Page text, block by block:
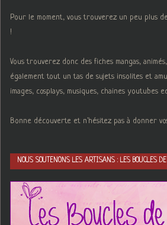
Pour le moment, vous trouverez un peu plus
!
Vous trouverez donc des fiches mangas,
également tout un tas de sujets insolites et
images, cosplays, musiques, chaines youtubes
Bonne découverte et n'hésitez pas à donner
NOUS SOUTENONS LES ARTISANS : LES BOUCLES